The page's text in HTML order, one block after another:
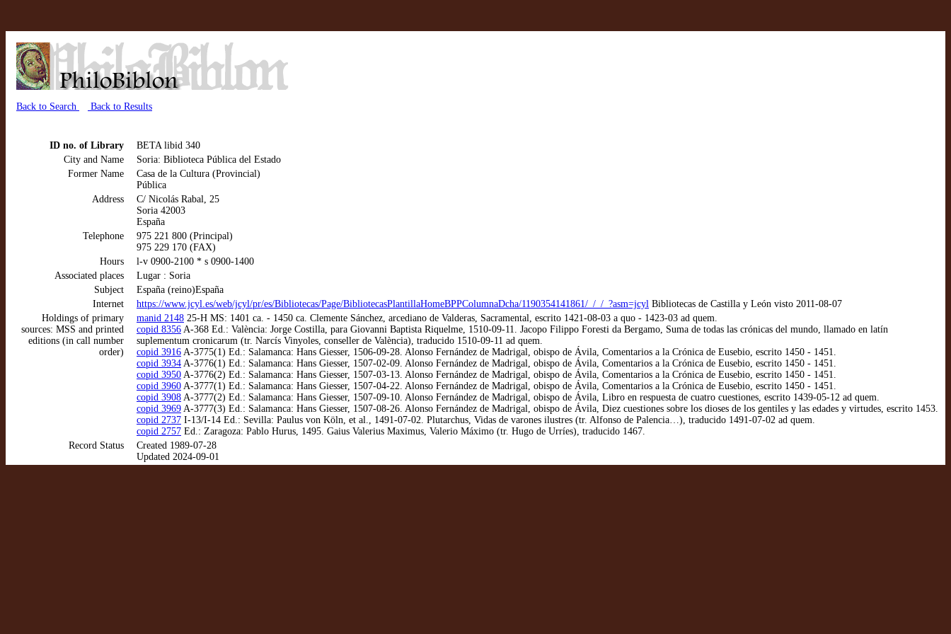
Back to Search Back to Results
ID no. of Library
BETA libid 340
City and Name
Soria: Biblioteca Pública del Estado
Former Name
Casa de la Cultura (Provincial)
Pública
Address
C/ Nicolás Rabal, 25
Soria 42003
España
Telephone
975 221 800 (Principal)
975 229 170 (FAX)
Hours
l-v 0900-2100 * s 0900-1400
Associated places
Lugar : Soria
Subject
España (reino)España
Internet
https://www.jcyl.es/web/jcyl/pr/es/Bibliotecas/Page/BibliotecasPlantillaHomeBPPColumnaDcha/1190354141861/_/_/_?asm=jcyl Bibliotecas de Castilla y León visto 2011-08-07
Holdings of primary
sources: MSS and printed
editions (in call number
order)
manid 2148 25-H MS: 1401 ca. - 1450 ca. Clemente Sánchez, arcediano de Valderas, Sacramental, escrito 1421-08-03 a quo - 1423-03 ad quem.
copid 8356 A-368 Ed.: València: Jorge Costilla, para Giovanni Baptista Riquelme, 1510-09-11. Jacopo Filippo Foresti da Bergamo, Suma de todas las crónicas del mundo, llamado en latín
suplementum cronicarum (tr. Narcís Vinyoles, conseller de València), traducido 1510-09-11 ad quem.
copid 3916 A-3775(1) Ed.: Salamanca: Hans Giesser, 1506-09-28. Alonso Fernández de Madrigal, obispo de Ávila, Comentarios a la Crónica de Eusebio, escrito 1450 - 1451.
copid 3934 A-3776(1) Ed.: Salamanca: Hans Giesser, 1507-02-09. Alonso Fernández de Madrigal, obispo de Ávila, Comentarios a la Crónica de Eusebio, escrito 1450 - 1451.
copid 3950 A-3776(2) Ed.: Salamanca: Hans Giesser, 1507-03-13. Alonso Fernández de Madrigal, obispo de Ávila, Comentarios a la Crónica de Eusebio, escrito 1450 - 1451.
copid 3960 A-3777(1) Ed.: Salamanca: Hans Giesser, 1507-04-22. Alonso Fernández de Madrigal, obispo de Ávila, Comentarios a la Crónica de Eusebio, escrito 1450 - 1451.
copid 3908 A-3777(2) Ed.: Salamanca: Hans Giesser, 1507-09-10. Alonso Fernández de Madrigal, obispo de Ávila, Libro en respuesta de cuatro cuestiones, escrito 1439-05-12 ad quem.
copid 3969 A-3777(3) Ed.: Salamanca: Hans Giesser, 1507-08-26. Alonso Fernández de Madrigal, obispo de Ávila, Diez cuestiones sobre los dioses de los gentiles y las edades y virtudes, escrito 1453.
copid 2737 I-13/I-14 Ed.: Sevilla: Paulus von Köln, et al., 1491-07-02. Plutarchus, Vidas de varones ilustres (tr. Alfonso de Palencia…), traducido 1491-07-02 ad quem.
copid 2757 Ed.: Zaragoza: Pablo Hurus, 1495. Gaius Valerius Maximus, Valerio Máximo (tr. Hugo de Urríes), traducido 1467.
Record Status
Created 1989-07-28
Updated 2024-09-01